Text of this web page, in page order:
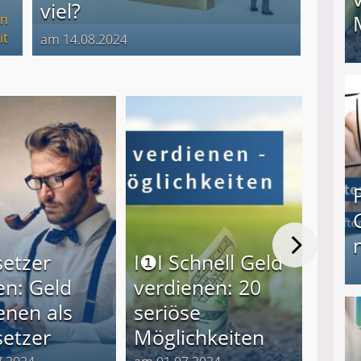
viel?
am 14.08.2024
Geld
als
I❶I Schnell Geld
verdienen: 20
seriöse
Möglichkeiten
für
Produkttester werden und Geld verdienen ↻